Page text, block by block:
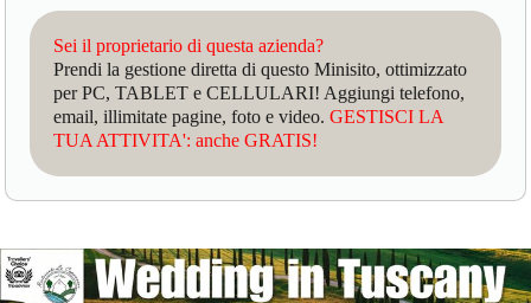
Sei il proprietario di questa azienda?
Prendi la gestione diretta di questo Minisito, ottimizzato
per PC, TABLET e CELLULARI! Aggiungi telefono,
email, illimitate pagine, foto e video.GESTISCI LA
TUA ATTIVITA': anche GRATIS!